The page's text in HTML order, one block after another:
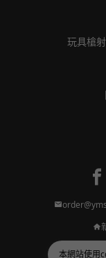
本網站使用
玩具槍